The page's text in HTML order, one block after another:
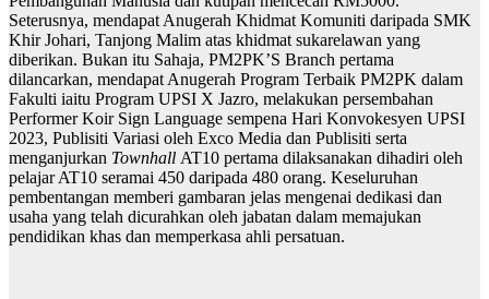
Seterusnya, mendapat Anugerah Khidmat Komuniti daripada SMK
Khir Johari, Tanjong Malim atas khidmat sukarelawan yang
diberikan. Bukan itu Sahaja, PM2PK’S Branch pertama
dilancarkan, mendapat Anugerah Program Terbaik PM2PK dalam
Fakulti iaitu Program UPSI X Jazro, melakukan persembahan
Performer Koir Sign Language sempena Hari Konvokesyen UPSI
2023, Publisiti Variasi oleh Exco Media dan Publisiti serta
menganjurkan Townhall AT10 pertama dilaksanakan dihadiri oleh
pelajar AT10 seramai 450 daripada 480 orang. Keseluruhan
pembentangan memberi gambaran jelas mengenai dedikasi dan
usaha yang telah dicurahkan oleh jabatan dalam memajukan
pendidikan khas dan memperkasa ahli persatuan.